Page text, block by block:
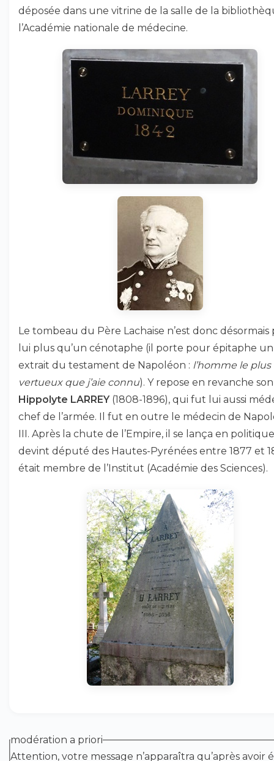
déposée dans une vitrine de la salle de la
l’Académie nationale de médecine.
Le tombeau du Père Lachaise n’est donc désormais
lui plus qu’un cénotaphe (il porte pour épitaphe un
extrait du testament de Napoléon : l’homme le plus
vertueux que j’aie connu). Y repose en revanche
Hippolyte LARREY(1808-1896), qui fut lui aussi
chef de l’armée. Il fut en outre le médecin de
III. Après la chute de l’Empire, il se lança en
devint député des Hautes-Pyrénées entre 1877 et
était membre de l’Institut (Académie des Sciences).
modération a priori
Attention, votre message n’apparaîtra qu’après avoir